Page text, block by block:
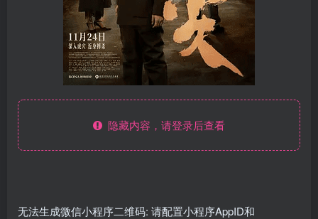
隐藏内容，请登录后查看
无法生成微信小程序二维码: 请配置小程序AppID和